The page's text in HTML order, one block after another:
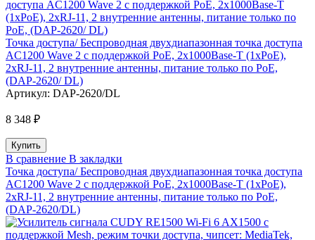
Точка доступа/ Беспроводная двухдиапазонная точка доступа
AC1200 Wave 2 с поддержкой PoE, 2x1000Base-T (1xPoE),
2xRJ-11, 2 внутренние антенны, питание только по PoE,
(DAP-2620/ DL)
Артикул: DAP-2620/DL
8 348 ₽
В сравнение В закладки
Точка доступа/ Беспроводная двухдиапазонная точка доступа
AC1200 Wave 2 с поддержкой PoE, 2x1000Base-T (1xPoE),
2xRJ-11, 2 внутренние антенны, питание только по PoE,
(DAP-2620/DL)